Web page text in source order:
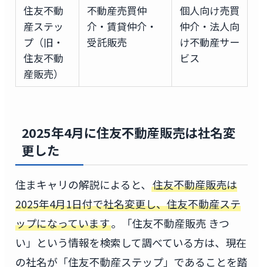
住友不動
産ステッ
プ（旧・
住友不動
産販売）
不動産売買仲
介・賃貸仲介・
受託販売
個人向け売買
仲介・法人向
け不動産サー
ビス
2025年4月に住友不動産販売は社名変
更した
住まキャリの解説によると、 住友不動産販売は
2025年4月1日付で社名変更し、住友不動産ステ
ップになっています。「住友不動産販売 きつ
い」という情報を検索して調べている方は、現在
の社名が「住友不動産ステップ」であることを踏